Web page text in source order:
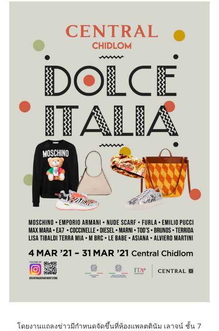
โดยงานแถลงข่าวมีกำหนดจัดขึ้นที่ห้องแพลตตินัม เลาจน์ ชั้น 7